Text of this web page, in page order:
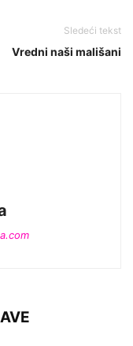
Sledeći tekst
Vredni naši mališani